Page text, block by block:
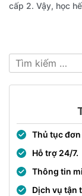
Tìm
kiếm
cho:
Thủ tục đơn
Hỗ trợ 24/7.
Thông tin
Dịch vụ tận
cấp 2. Vậy, học